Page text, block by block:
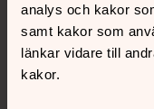
analys och kakor
samt kakor som
länkar vidare till
kakor.
Kontakt